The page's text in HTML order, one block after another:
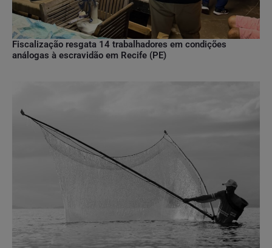
Fiscalização resgata 14 trabalhadores em condições
análogas à escravidão em Recife (PE)